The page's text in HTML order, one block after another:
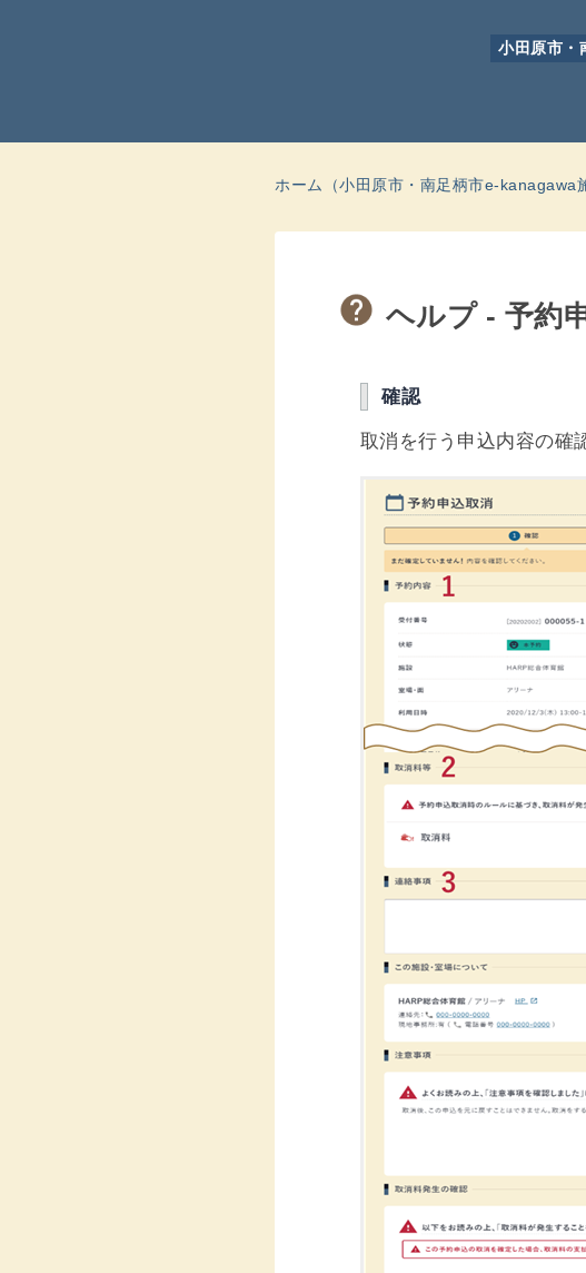
小田原市・
ホーム（小田原市・南足柄市e-kanagawa
ヘルプ - 予約
確認
取消を行う申込内容の確